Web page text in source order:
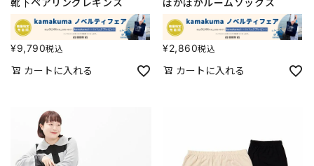
靴下ペアリングレギンス
¥9,790税込
カートに入れる
ぽかぽかルームソックス
¥2,860税込
カートに入れる